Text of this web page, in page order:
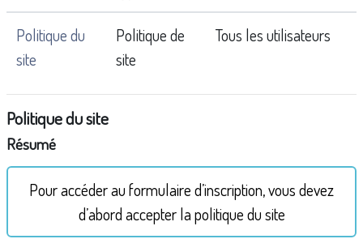
Politique du
site
Politique de
site
Tous les utilisateurs
Politique du site
Résumé
Pour accéder au formulaire d’inscription, vous devez
d’abord accepter la politique du site